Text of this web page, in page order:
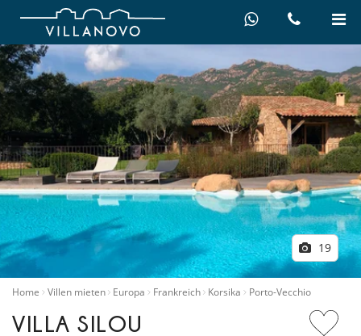
19
Home Villen mieten Europa Frankreich Korsika Porto-Vecchio
VILLA SILOU